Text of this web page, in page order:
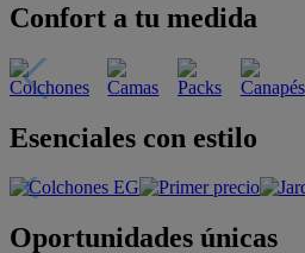
Confort a tu medida
Esenciales con estilo
Oportunidades únicas